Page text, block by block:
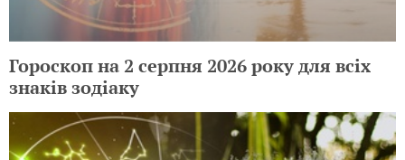
Гороскоп на 2 серпня 2026 року для всіх
знаків зодіаку